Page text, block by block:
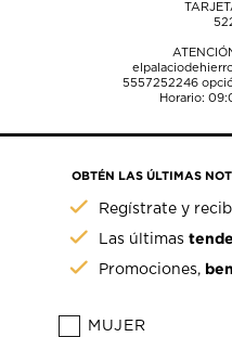
5557252246
Horario:
OBTÉN LAS ÚLTIMAS
Regístrate y
Las últimas
Promociones,
MUJER